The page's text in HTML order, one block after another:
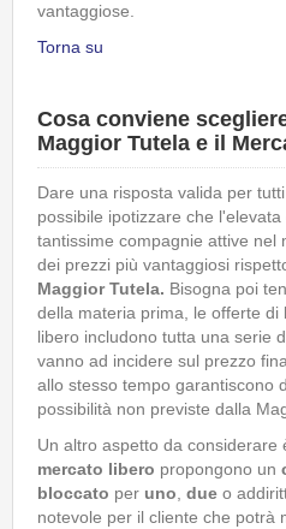
vantaggiose.
Torna su
Cosa conviene
Maggior Tutela e il
Dare una risposta valida per
possibile ipotizzare che
tantissime compagnie attive nel
dei prezzi più vantaggiosi
Maggior Tutela. Bisogna poi
della materia prima, le offerte di
libero includono tutta una serie
vanno ad incidere sul prezzo
allo stesso tempo garantiscono
possibilità non previste dalla
Un altro aspetto da considerare
mercato libero propongono un
bloccato per uno due o
notevole per il cliente che potrà